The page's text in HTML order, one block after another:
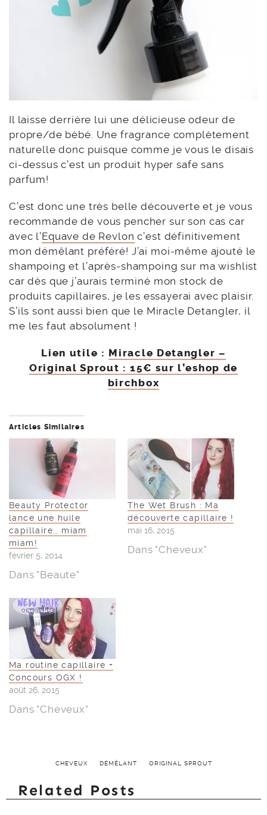
Il laisse derrière lui une délicieuse odeur de
propre/de bébé. Une fragrance complètement
naturelle donc puisque comme je vous le disais
ci-dessus c’est un produit hyper safe sans
parfum!
C’est donc une très belle découverte et je vous
recommande de vous pencher sur son cas car
avec l’Equave de Revlon c’est définitivement
mon démêlant préféré! J’ai moi-même ajouté le
shampoing et l’après-shampoing sur ma wishlist
car dès que j’aurais terminé mon stock de
produits capillaires, je les essayerai avec plaisir.
S’ils sont aussi bien que le Miracle Detangler, il
me les faut absolument !
Lien utile : Miracle Detangler –
Original Sprout : 15€ sur l’eshop de
birchbox
Articles Similaires
Beauty Protector
lance une huile
capillaire.. miam
miam!
février 5, 2014
Dans "Beaute"
The Wet Brush : Ma
découverte capillaire !
mai 16, 2015
Dans "Cheveux"
Ma routine capillaire +
Concours OGX !
août 26, 2015
Dans "Cheveux"
CHEVEUX DÉMÊLANT ORIGINAL SPROUT
Related Posts